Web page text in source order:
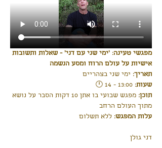
מפגשי טעינה: 'ימי שני עם דני' - שאלות ותשובות
אישיות על עולם הרוח ומסע הנשמה
תאריך: ימי שני בצהריים
שעות: 13:00 - 14 🕛
תוכן:
מפגש שבועי בו אתן 10 דקות הסבר על נושא
מתוך העולם הרחב
עלות המפגש: ללא תשלום
דני גולן